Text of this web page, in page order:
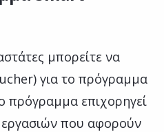
μπορείτε να
για το πρόγραμμα
πρόγραμμα επιχορηγεί
που αφορούν